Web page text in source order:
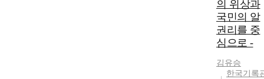
의 위상과
국민의 알
권리를 중
심으로 -
김유승
한국기록